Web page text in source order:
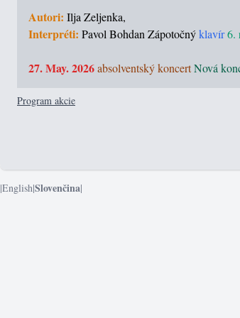
Autori: Ilja Zeljenka,
Interpréti: Pavol Bohdan Zápotočnýklavír6.
27. May. 2026absolventský koncertNová
Program akcie
|English|Slovenčina|